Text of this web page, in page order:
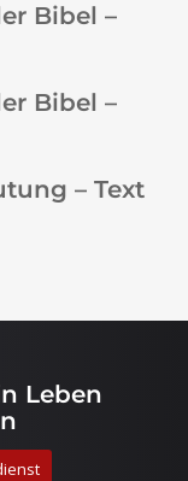
Bibel –
Bibel –
– Text
Leben